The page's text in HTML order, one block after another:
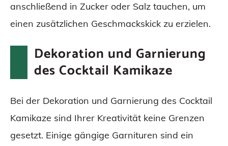
anschließend in Zucker oder Salz tauchen, um
einen zusätzlichen Geschmackskick zu erzielen.
Dekoration und Garnierung
des Cocktail Kamikaze
Bei der Dekoration und Garnierung des Cocktail
Kamikaze sind Ihrer Kreativität keine Grenzen
gesetzt. Einige gängige Garnituren sind ein